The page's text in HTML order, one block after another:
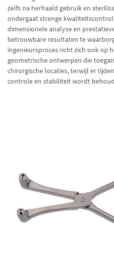
zelfs na herhaald gebruik en
ondergaat strenge
dimensionele analyse en
betrouwbare resultaten te
ingenieursproces richt zich ook op
geometrische ontwerpen die
chirurgische locaties, terwijl er
controle en stabiliteit wordt